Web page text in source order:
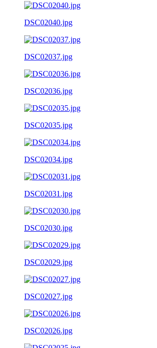
DSC02040.jpg
DSC02037.jpg
DSC02036.jpg
DSC02035.jpg
DSC02034.jpg
DSC02031.jpg
DSC02030.jpg
DSC02029.jpg
DSC02027.jpg
DSC02026.jpg